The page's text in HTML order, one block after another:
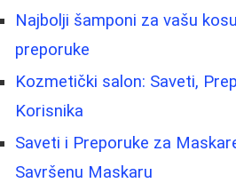
Najbolji šamponi za vašu
preporuke
Kozmetički salon: Saveti,
Korisnika
Saveti i Preporuke za
Savršenu Maskaru